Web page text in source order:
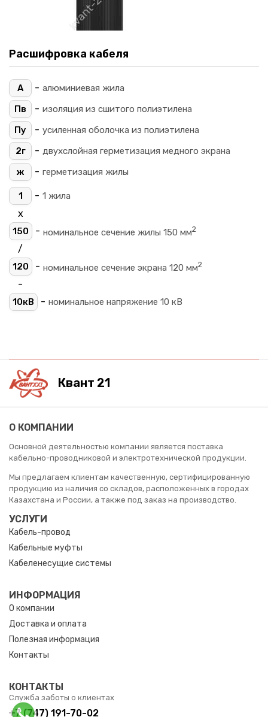
Расшифровка кабеля
А - алюминиевая жила
Пв
- изоляция из сшитого полиэтилена
Пу
- усиленная оболочка из полиэтилена
2г
- двухслойная герметизация медного экрана
ж
- герметизация жилы
1 - 1 жила
х
150 - номинальное сечение жилы 150 мм2
/
120 - номинальное сечение экрана 120 мм2
-
10кВ - номинальное напряжение 10 кВ
Квант 21
О КОМПАНИИ
Основной деятельностью компании является поставка
кабельно-проводниковой и электротехнической продукции.
Мы предлагаем клиентам качественную, сертифицированную
продукцию из наличия со складов, расположенных в городах
Казахстана и России, а также под заказ на производство.
УСЛУГИ
Кабель-провод
Кабельные муфты
Кабеленесущие системы
ИНФОРМАЦИЯ
О компании
Доставка и оплата
Полезная информация
Контакты
КОНТАКТЫ
Служба заботы о клиентах
+7 (747) 191-70-02